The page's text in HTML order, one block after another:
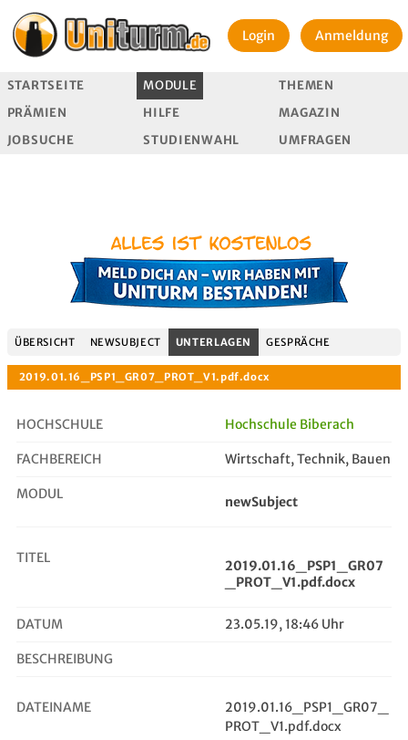
Login Anmeldung
STARTSEITE MODULE
THEMEN
PRÄMIEN
HILFE
MAGAZIN
JOBSUCHE
STUDIENWAHL UMFRAGEN
ÜBERSICHT NEWSUBJECT UNTERLAGEN GESPRÄCHE
2019.01.16_PSP1_GR07_PROT_V1.pdf.docx
HOCHSCHULE Hochschule Biberach
FACHBEREICH Wirtschaft, Technik, Bauen
MODUL newSubject
TITEL
2019.01.16_PSP1_GR07
_PROT_V1.pdf.docx
DATUM 23.05.19, 18:46 Uhr
BESCHREIBUNG
DATEINAME
2019.01.16_PSP1_GR07_
PROT_V1.pdf.docx